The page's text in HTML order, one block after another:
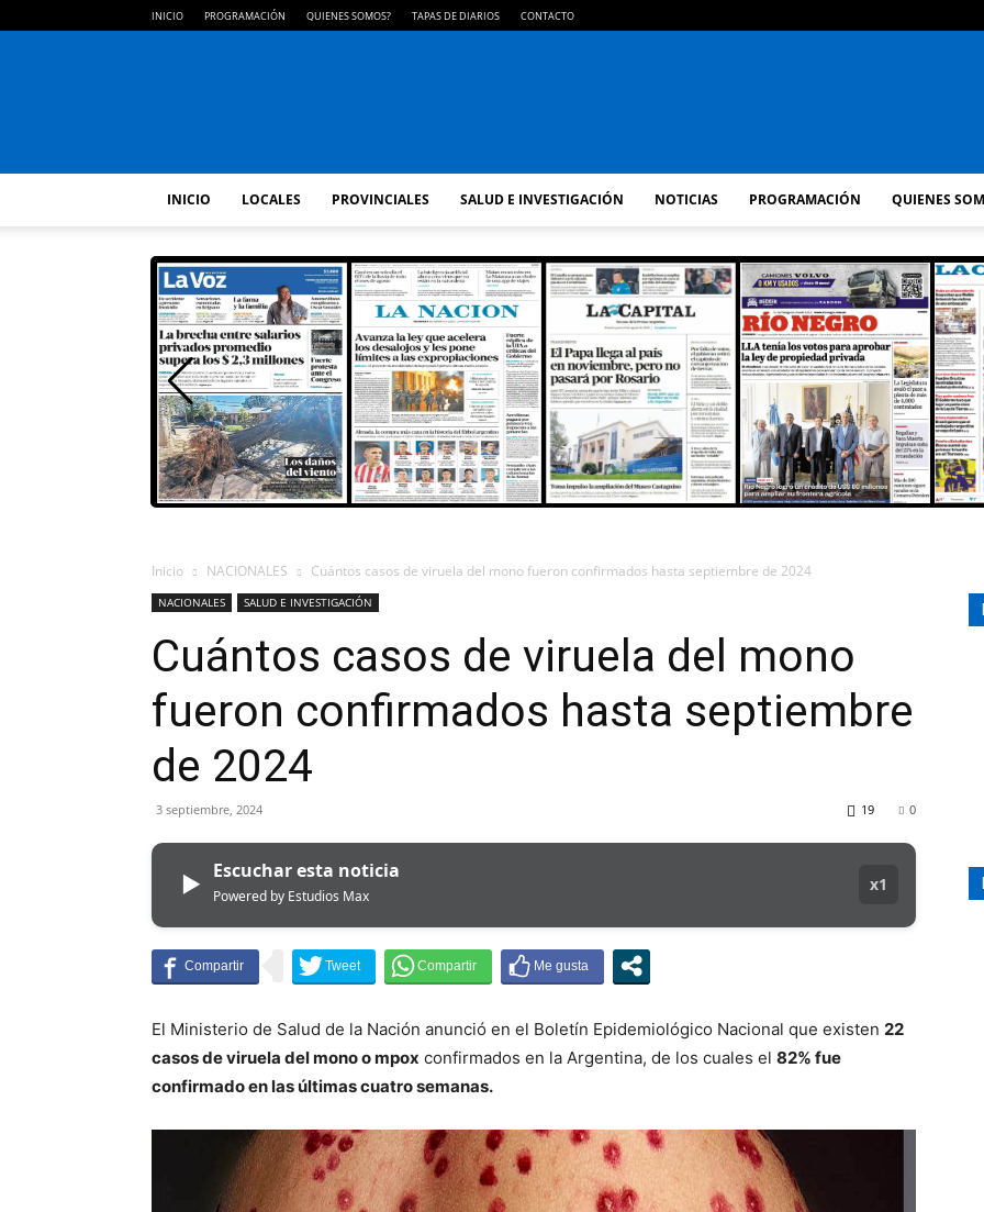
INICIO PROGRAMACIÓN QUIENES SOMOS? TAPAS DE DIARIOS CONTACTO
FM
GOLD
ORAN
INICIO LOCALES PROVINCIALES SALUD E INVESTIGACIÓN NOTICIAS PROGRAMACIÓN QUIENES
Inicio NACIONALES Cuántos casos de viruela del mono fueron confirmados hasta septiembre de 2024
NACIONALES SALUD E INVESTIGACIÓN
Cuántos casos de viruela del mono
fueron confirmados hasta septiembre
de 2024
3 septiembre, 2024 0
19
▶ Escuchar esta noticia
Powered by Estudios Max
x1
El Ministerio de Salud de la Nación anunció en el Boletín Epidemiológico Nacional que existen 22
casos de viruela del mono o mpox confirmados en la Argentina, de los cuales el 82% fue
confirmado en las últimas cuatro semanas.